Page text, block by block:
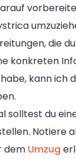
die
konkreten
kann ich
solltest du
Notiere
dem Umzug